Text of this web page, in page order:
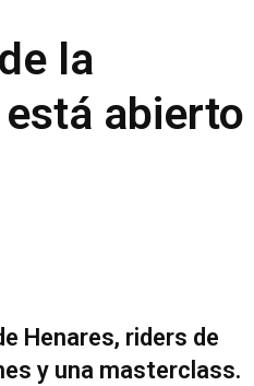
la
abierto
Henares, riders de
y una masterclass.